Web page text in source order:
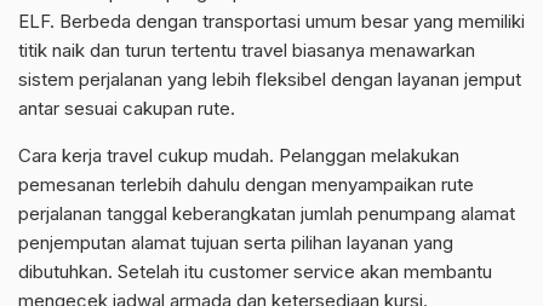
ELF. Berbeda dengan transportasi umum besar yang memiliki
titik naik dan turun tertentu travel biasanya menawarkan
sistem perjalanan yang lebih fleksibel dengan layanan jemput
antar sesuai cakupan rute.
Cara kerja travel cukup mudah. Pelanggan melakukan
pemesanan terlebih dahulu dengan menyampaikan rute
perjalanan tanggal keberangkatan jumlah penumpang alamat
penjemputan alamat tujuan serta pilihan layanan yang
dibutuhkan. Setelah itu customer service akan membantu
mengecek jadwal armada dan ketersediaan kursi.